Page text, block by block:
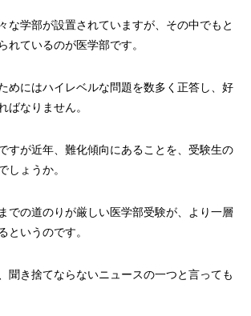
な学部が設置されていますが、その中でもと
れているのが医学部です。
めにはハイレベルな問題を数多く正答し、好
ばなりません。
すが近年、難化傾向にあることを、受験生の
しょうか。
での道のりが厳しい医学部受験が、より一層
というのです。
聞き捨てならないニュースの一つと言っても